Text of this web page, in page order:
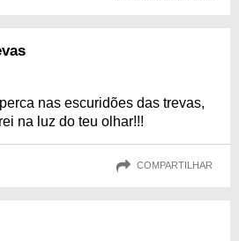
nas escuridões das trevas,
na luz do teu olhar!!!
COMPARTILHAR